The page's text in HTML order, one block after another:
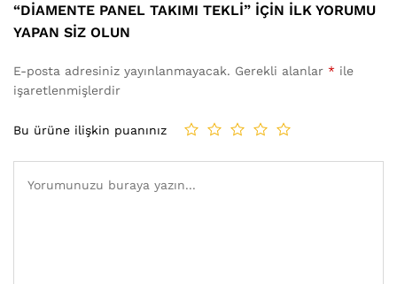
“DIAMENTE PANEL TAKIMI TEKLI” IÇIN ILK YORUMU
YAPAN SIZ OLUN
E-posta adresiniz yayınlanmayacak. Gerekli alanlar * ile
işaretlenmişlerdir
Bu ürüne ilişkin puanınız